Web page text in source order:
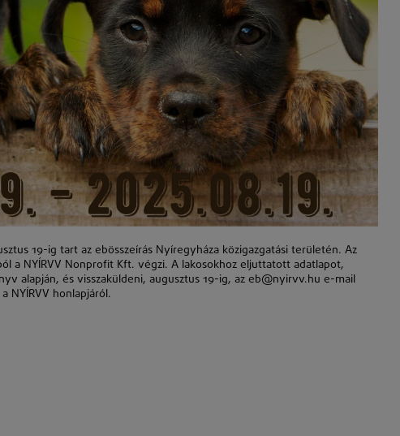
19-ig tart az ebösszeírás Nyíregyháza közigazgatási területén. Az
a NYÍRVV Nonprofit Kft. végzi. A lakosokhoz eljuttatott adatlapot,
alapján, és visszaküldeni, augusztus 19-ig, az eb@nyirvv.hu e-mail
NYÍRVV honlapjáról.